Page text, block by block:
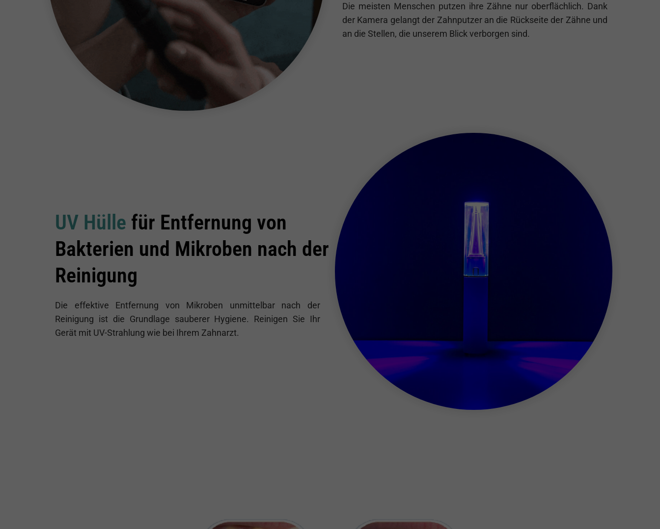
Die meisten Menschen putzen ihre Zähne nur oberflächlich. Dank
der Kamera gelangt der Zahnputzer an die Rückseite der Zähne und
an die Stellen, die unserem Blick verborgen sind.
UV Hülle für Entfernung von
Bakterien und Mikroben nach der
Reinigung
Die effektive Entfernung von Mikroben unmittelbar nach der
Reinigung ist die Grundlage sauberer Hygiene. Reinigen Sie Ihr
Gerät mit UV-Strahlung wie bei Ihrem Zahnarzt.